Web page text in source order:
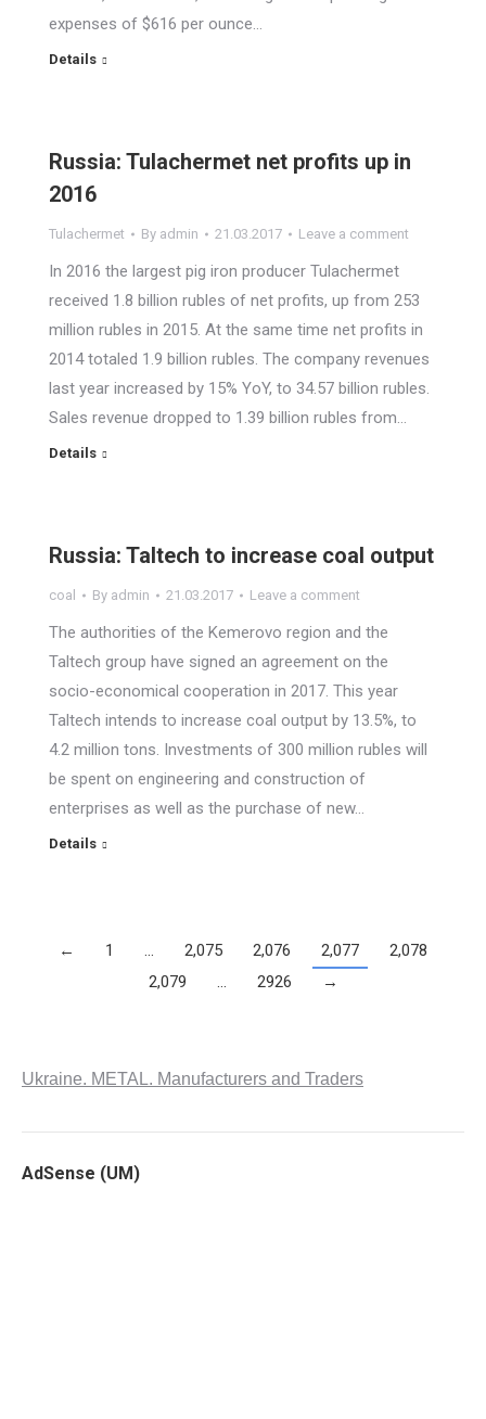
expenses of $616 per ounce…
Details
Russia: Tulachermet net profits up in
2016
Tulachermet By admin 21.03.2017 Leave a comment
In 2016 the largest pig iron producer Tulachermet
received 1.8 billion rubles of net profits, up from 253
million rubles in 2015. At the same time net profits in
2014 totaled 1.9 billion rubles. The company revenues
last year increased by 15% YoY, to 34.57 billion rubles.
Sales revenue dropped to 1.39 billion rubles from…
Details
Russia: Taltech to increase coal output
coal By admin 21.03.2017 Leave a comment
The authorities of the Kemerovo region and the
Taltech group have signed an agreement on the
socio-economical cooperation in 2017. This year
Taltech intends to increase coal output by 13.5%, to
4.2 million tons. Investments of 300 million rubles will
be spent on engineering and construction of
enterprises as well as the purchase of new…
Details
← 1 … 2,075 2,076 2,077
2,078
2,079
… 2926 →
Ukraine. METAL. Manufacturers and Traders
AdSense (UM)